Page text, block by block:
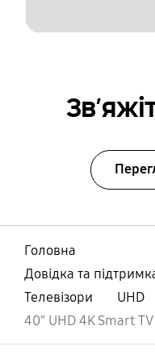
Головна
Довідка та
Телевізори
UHD
40" UHD 4K Smart